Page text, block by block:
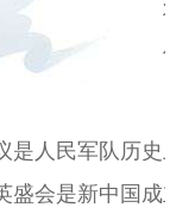
代表，在会议即将
分表达了我们全
是人民军队历史上
盛会是新中国成立